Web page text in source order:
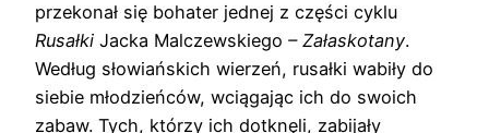
przekonał się bohater jednej z części cyklu
Rusałki Jacka Malczewskiego – Załaskotany.
Według słowiańskich wierzeń, rusałki wabiły do
siebie młodzieńców, wciągając ich do swoich
zabaw. Tych, którzy ich dotknęli, zabijały